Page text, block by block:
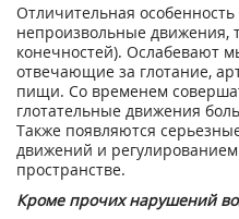
Отличительная
непроизвольные движения,
конечностей). Ослабевают
отвечающие за глотание,
пищи. Со временем
глотательные движения
Также появляются
движений и
пространстве.
Кроме прочих нарушений